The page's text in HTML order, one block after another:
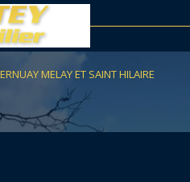
BUDGET
MELAY ET SAINT HILAIRE